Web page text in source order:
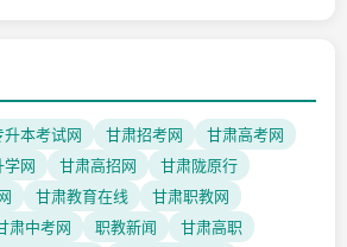
升本考试网 甘肃招考网
甘肃高考网
学网 甘肃高招网
甘肃陇原行
甘肃教育在线
甘肃职教网
肃中考网 职教新闻
甘肃高职